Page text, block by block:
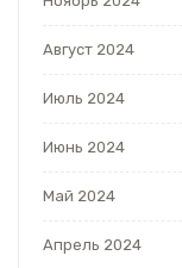
Август 2024
Июль 2024
Июнь 2024
Май 2024
Апрель 2024